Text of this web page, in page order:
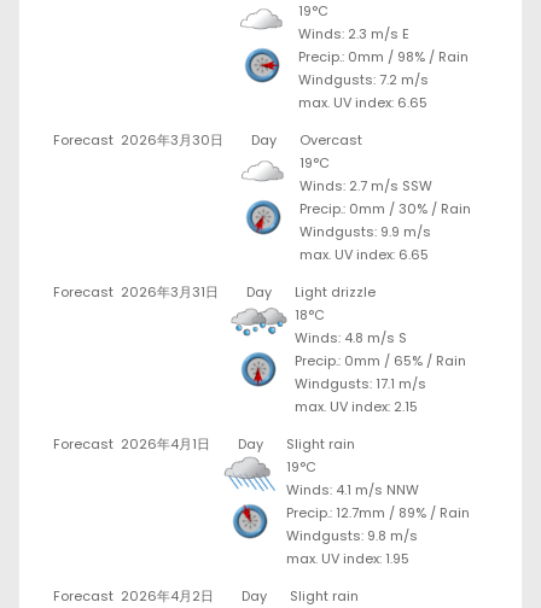
19°C
Winds: 2.3 m/s E
Precip.: 0mm / 98% / Rain
Windgusts: 7.2 m/s
max. UV index: 6.65
Forecast 2026年3月30日 Day
Overcast
19°C
Winds: 2.7 m/s SSW
Precip.: 0mm /30% / Rain
Windgusts: 9.9 m/s
max. UV index: 6.65
Forecast 2026年3月31日 Day
Light drizzle
18°C
Winds: 4.8 m/s S
Precip.: 0mm / 65% / Rain
Windgusts: 17.1 m/s
max. UV index: 2.15
Forecast 2026年4月1日 Day
Slight rain
19°C
Winds: 4.1 m/s NNW
Precip.: 12.7mm / 89% / Rain
Windgusts: 9.8 m/s
max. UV index: 1.95
Forecast 2026年4月2日 Day
Slight rain